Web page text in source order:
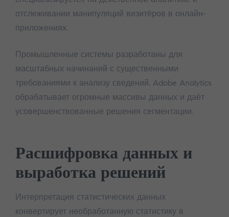
отслеживании манипуляций визитёров в онлайн-
приложениях.
Промышленные системы разработаны для
масштабных начинаний с существенными
требованиями к анализу сведений. Adobe Analytics
обрабатывает огромные массивы данных и даёт
усовершенствованные решения сегментации.
Расшифровка данных и
выработка решений
Интерпретация статистических данных
конвертирует необработанную статистику в